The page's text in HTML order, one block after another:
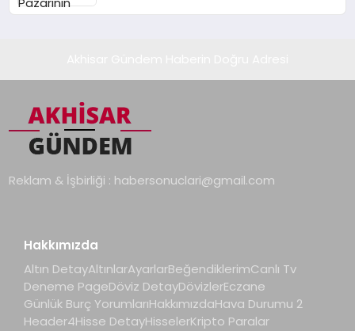
Reklam & İşbirliği : habersonuclari@gmail.com
Hakkımızda
Altın DetayAltınlarAyarlarBeğendiklerimCanlı Tv
Deneme PageDöviz DetayDövizlerEczane
Günlük Burç YorumlarıHakkımızdaHava Durumu 2
Header4Hisse DetayHisselerKripto Paralar